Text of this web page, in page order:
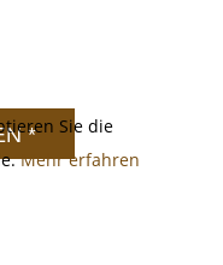
*
Sie die
Mehr erfahren